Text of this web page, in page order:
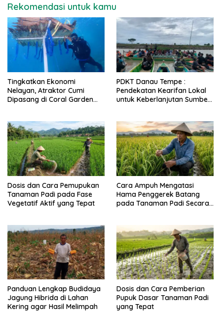
Rekomendasi untuk kamu
Tingkatkan Ekonomi
Nelayan, Atraktor Cumi
Dipasang di Coral Garden
PDKT Danau Tempe :
Pendekatan Kearifan Lokal
untuk Keberlanjutan Sumber
Dosis dan Cara Pemupukan
Tanaman Padi pada Fase
Vegetatif Aktif yang Tepat
Cara Ampuh Mengatasi
Hama Penggerek Batang
pada Tanaman Padi Secara
Panduan Lengkap Budidaya
Jagung Hibrida di Lahan
Kering agar Hasil Melimpah
Dosis dan Cara Pemberian
Pupuk Dasar Tanaman Padi
yang Tepat